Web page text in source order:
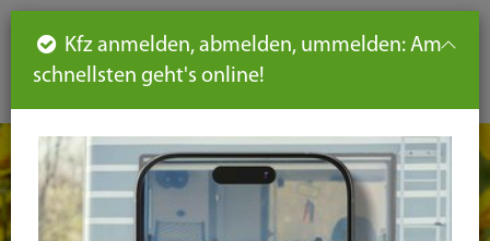
DE
Seiteninhalt
Hauptnavigation
Seitennavigation
leichte
Sprache
Kfz anmelden, abmelden, ummelden: Am
schnellsten geht's online!